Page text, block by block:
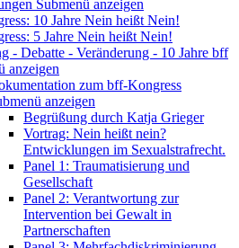
Submenü anzeigen
10 Jahre Nein heißt Nein!
5 Jahre Nein heißt Nein!
- Debatte - Veränderung - 10 Jahre bff
anzeigen
zum bff-Kongress
anzeigen
Begrüßung durch Katja Grieger
Vortrag: Nein heißt nein?
Entwicklungen im Sexualstrafrecht.
Panel 1: Traumatisierung und
Gesellschaft
Panel 2: Verantwortung zur
Intervention bei Gewalt in
Partnerschaften